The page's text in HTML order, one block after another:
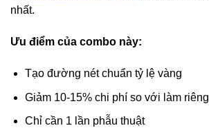
nhất.
Ưu điểm của combo này:
Tạo đường nét chuẩn tỷ lệ vàng
Giảm 10-15% chi phí so với làm riêng
Chỉ cần 1 lần phẫu thuật